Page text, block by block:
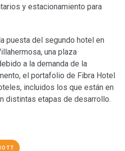
y estacionamiento para
puesta del segundo hotel en
una plaza
a la demanda de la
el portafolio de Fibra Hotel
incluidos los que están en
distintas etapas de desarrollo.